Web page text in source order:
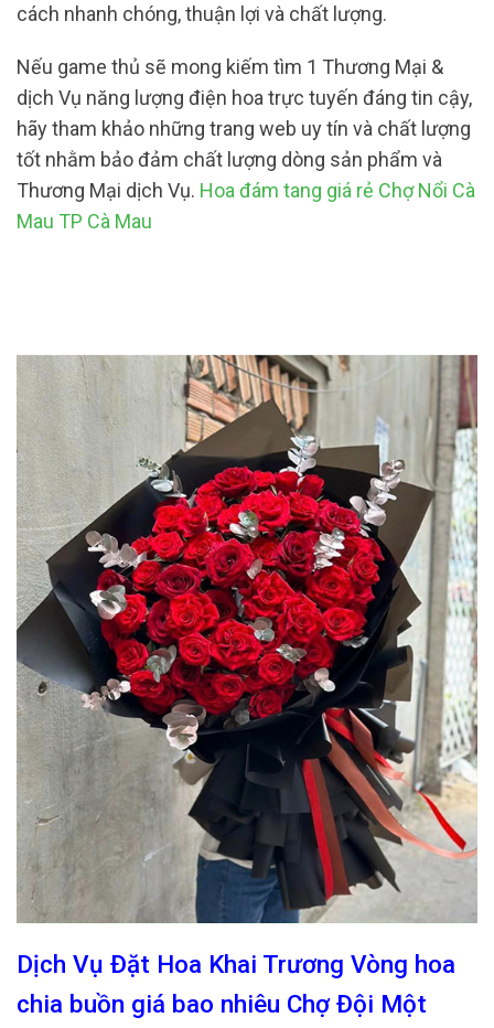
cách nhanh chóng, thuận lợi và chất lượng.
Nếu game thủ sẽ mong kiếm tìm 1 Thương Mại &
dịch Vụ năng lượng điện hoa trực tuyến đáng tin cậy,
hãy tham khảo những trang web uy tín và chất lượng
tốt nhằm bảo đảm chất lượng dòng sản phẩm và
Thương Mại dịch Vụ. Hoa đám tang giá rẻ Chợ Nổi Cà
Mau TP Cà Mau
Dịch Vụ Đặt Hoa Khai Trương Vòng hoa
chia buồn giá bao nhiêu Chợ Đội Một